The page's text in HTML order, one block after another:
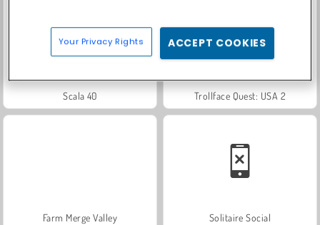
Scala 40 Trollface Quest: USA 2
Farm Merge Valley Solitaire Social
Your Privacy Rights ACCEPT COOKIES